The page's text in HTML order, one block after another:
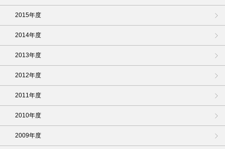
2015年度
2014年度
2013年度
2012年度
2011年度
2010年度
2009年度